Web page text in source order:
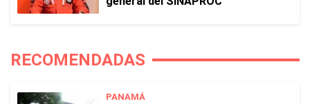
RECOMENDADAS
PANAMÁ